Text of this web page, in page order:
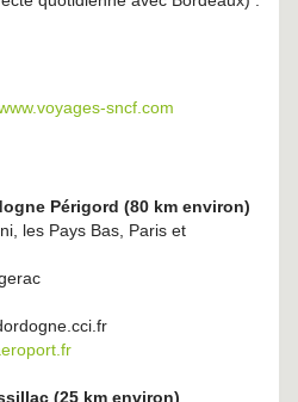
sncf.com
Périgord (80 km environ)
les Pays Bas, Paris et
(25 km environ)